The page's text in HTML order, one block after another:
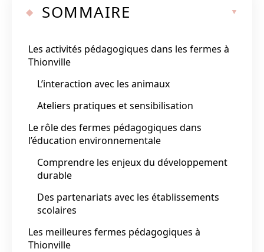
SOMMAIRE
Les activités pédagogiques dans les fermes à
Thionville
L’interaction avec les animaux
Ateliers pratiques et sensibilisation
Le rôle des fermes pédagogiques dans
l’éducation environnementale
Comprendre les enjeux du développement
durable
Des partenariats avec les établissements
scolaires
Les meilleures fermes pédagogiques à
Thionville